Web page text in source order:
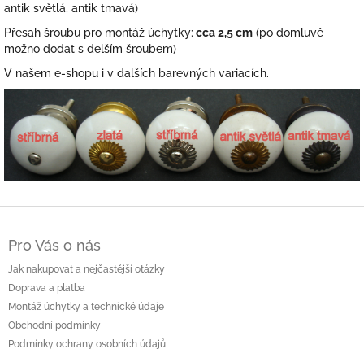
antik světlá, antik tmavá)
Přesah šroubu pro montáž úchytky: cca 2,5 cm (po domluvě
možno dodat s delším šroubem)
V našem e-shopu i v dalších barevných variacích.
Pro Vás o nás
Jak nakupovat a nejčastější otázky
Doprava a platba
Montáž úchytky a technické údaje
Obchodní podmínky
Podmínky ochrany osobních údajů